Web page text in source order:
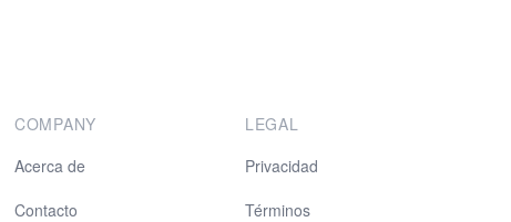
COMPANY
Acerca de
Contacto
LEGAL
Privacidad
Términos